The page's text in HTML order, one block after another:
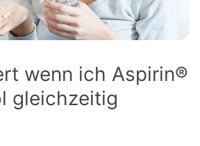
wenn ich Aspirin®
gleichzeitig